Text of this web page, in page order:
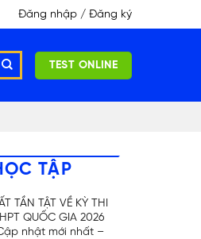
Đăng nhập / Đăng ký
TEST ONLINE
TẬP
TẦN TẬT VỀ KỲ THI
QUỐC GIA 2026
nhật mới nhất –